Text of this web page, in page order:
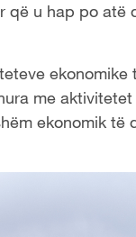
u hap po atë
me
ekonomik të